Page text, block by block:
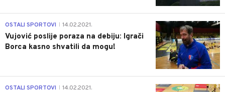
1
OSTALI SPORTOVI 14.02.2021.
Vujović poslije poraza na debiju: Igrači
Borca kasno shvatili da mogu!
3
OSTALI SPORTOVI 14.02.2021.